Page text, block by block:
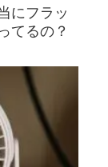
にフラッ
てるの？